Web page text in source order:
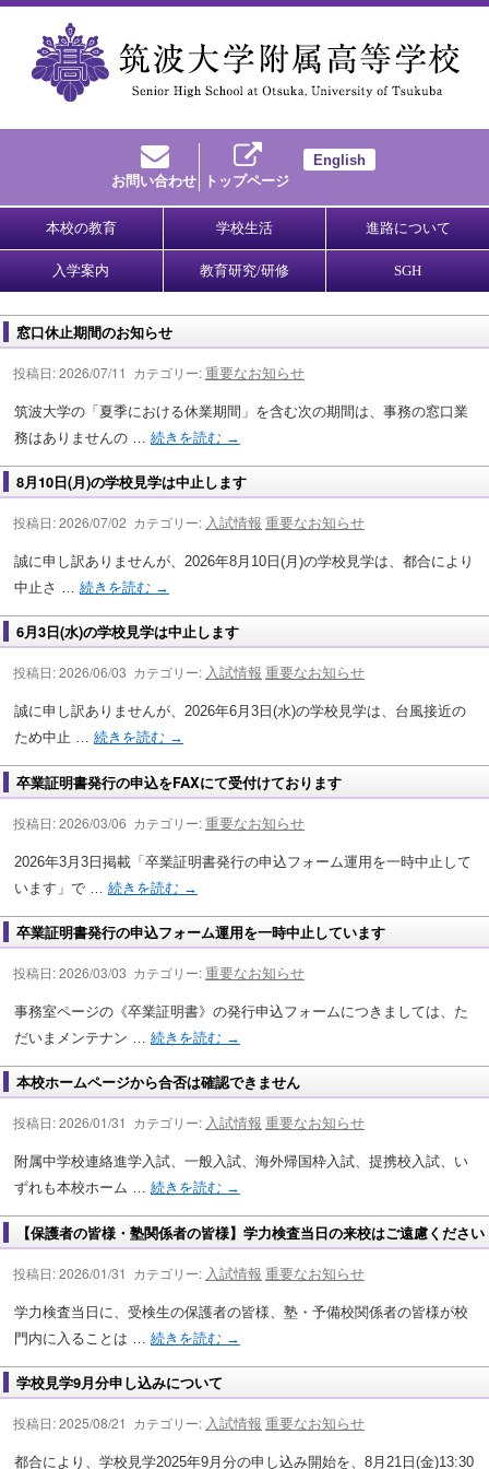
お問い合わせ トップページ
English
本校の教育 学校生活 進路について
入学案内 教育研究/研修 SGH
窓口休止期間のお知らせ
投稿日: 2026/07/11 カテゴリー:重要なお知らせ
筑波大学の「夏季における休業期間」を含む次の期間は、事務の窓口業
務はありませんの … 続きを読む →
8月10日(月)の学校見学は中止します
投稿日: 2026/07/02 カテゴリー: 入試情報 重要なお知らせ
誠に申し訳ありませんが、2026年8月10日(月)の学校見学は、都合により
中止さ … 続きを読む →
6月3日(水)の学校見学は中止します
投稿日: 2026/06/03 カテゴリー: 入試情報 重要なお知らせ
誠に申し訳ありませんが、2026年6月3日(水)の学校見学は、台風接近の
ため中止 … 続きを読む →
卒業証明書発行の申込をFAXにて受付けております
投稿日: 2026/03/06 カテゴリー:重要なお知らせ
2026年3月3日掲載「卒業証明書発行の申込フォーム運用を一時中止して
います」で … 続きを読む →
卒業証明書発行の申込フォーム運用を一時中止しています
投稿日: 2026/03/03 カテゴリー:重要なお知らせ
事務室ページの《卒業証明書》の発行申込フォームにつきましては、た
だいまメンテナン … 続きを読む →
本校ホームページから合否は確認できません
投稿日: 2026/01/31 カテゴリー: 入試情報 重要なお知らせ
附属中学校連絡進学入試、一般入試、海外帰国枠入試、提携校入試、い
ずれも本校ホーム … 続きを読む →
【保護者の皆様・塾関係者の皆様】学力検査当日の来校はご遠慮ください
投稿日: 2026/01/31 カテゴリー: 入試情報 重要なお知らせ
学力検査当日に、受検生の保護者の皆様、塾・予備校関係者の皆様が校
門内に入ることは … 続きを読む →
学校見学9月分申し込みについて
投稿日: 2025/08/21 カテゴリー: 入試情報 重要なお知らせ
都合により、学校見学2025年9月分の申し込み開始を、8月21日(金)13:30